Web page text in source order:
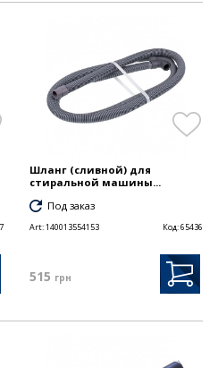
Шланг (сливной) для
стиральной машины...
Под заказ
Art:140013554153 Код:65436
515 грн